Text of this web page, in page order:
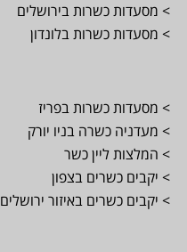
> מסעדות כשרות בירושלים
> מסעדות כשרות בלונדון
> מסעדות כשרות בפריז
> מעדניה כשרה בניו יורק
> המלצות ליין כשר
> יקבים כשרים בצפון
> יקבים כשרים באיזור ירושלים